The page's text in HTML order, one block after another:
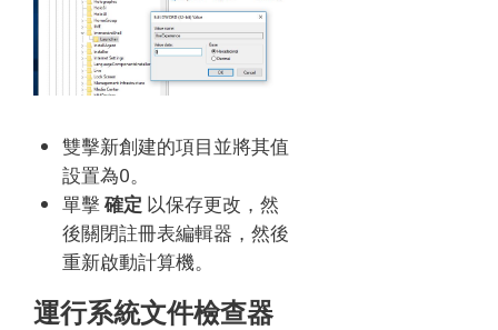
雙擊新創建的項目並將其值
設置為0。
單擊確定 以保存更改，然
後關閉註冊表編輯器，然後
重新啟動計算機。
運行系統文件檢查器